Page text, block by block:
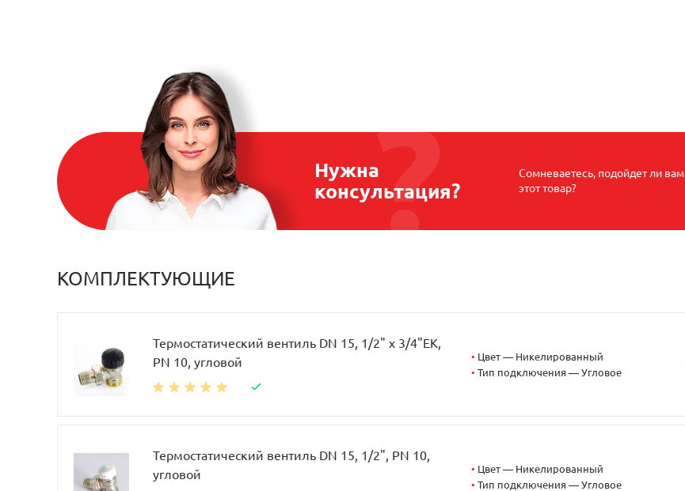
Нужна
консультация?
Сомневаетесь, подойдет ли вам
этот товар?
КОМПЛЕКТУЮЩИЕ
Термостатический вентиль DN 15, 1/2" х 3/4"EK,
PN 10, угловой
• Цвет — Никелированный
• Тип подключения — Угловое
Термостатический вентиль DN 15, 1/2", PN 10,
угловой
• Цвет — Никелированный
• Тип подключения — Угловое